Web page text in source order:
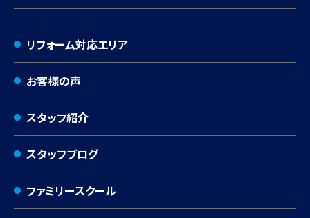
リフォーム対応エリア
お客様の声
スタッフ紹介
スタッフブログ
ファミリースクール